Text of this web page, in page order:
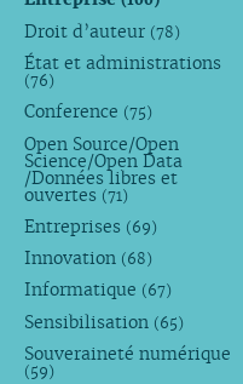
Droit d’auteur (78)
État et administrations
(76)
Conference (75)
Open Source/Open
Science/Open Data
/Données libres et
ouvertes (71)
Entreprises (69)
Innovation (68)
Informatique (67)
Sensibilisation (65)
Souveraineté numérique
(59)